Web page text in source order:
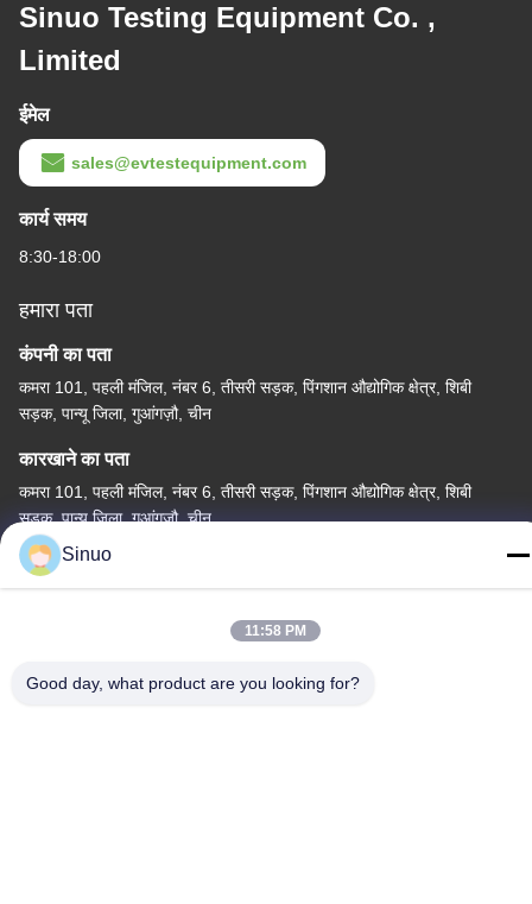
Sinuo Testing Equipment Co. ,
Limited
ईमेल
sales@evtestequipment.com
कार्य समय
8:30-18:00
हमारा पता
कंपनी का पता
कमरा 101, पहली मंजिल, नंबर 6, तीसरी सड़क, पिंगशान औद्योगिक क्षेत्र, शिबी
सड़क, पान्यू जिला, गुआंगज़ौ, चीन
कारखाने का पता
कमरा 101, पहली मंजिल, नंबर 6, तीसरी सड़क, पिंगशान औद्योगिक क्षेत्र, शिबी
सड़क, पान्यू जिला, गुआंगज़ौ, चीन
टेलीफोन
+86--13527656435
Sinuo
11:58 PM
Good day, what product are you looking for?